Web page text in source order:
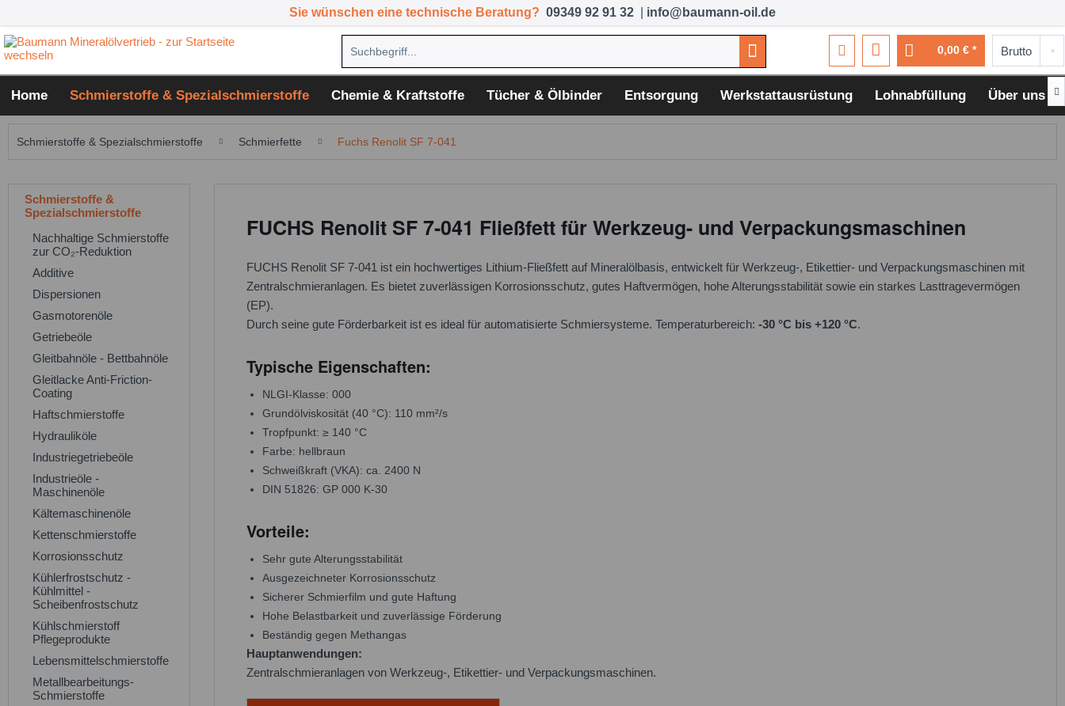
Sie wünschen eine technische Beratung? 09349 92 91 32 info@baumann-oil.de
0,00 € *
Home Schmierstoffe & Spezialschmierstoffe Chemie & Kraftstoffe Tücher & Ölbinder Entsorgung Werkstattausrüstung Lohnabfüllung Über uns 
Schmierstoffe & Spezialschmierstoffe Schmierfette Fuchs Renolit SF 7-041
Schmierstoffe &
Spezialschmierstoffe
Nachhaltige Schmierstoffe
zur CO₂-Reduktion
Additive
Dispersionen
Gasmotorenöle
Getriebeöle
Gleitbahnöle - Bettbahnöle
Gleitlacke Anti-Friction-
Coating
Haftschmierstoffe
Hydrauliköle
Industriegetriebeöle
Industrieöle -
Maschinenöle
Kältemaschinenöle
Kettenschmierstoffe
Korrosionsschutz
Kühlerfrostschutz -
Kühlmittel -
Scheibenfrostschutz
Kühlschmierstoff
Pflegeprodukte
Lebensmittelschmierstoffe
Metallbearbeitungs-
Schmierstoffe
FUCHS Renolit SF 7-041 Fließfett für Werkzeug- und Verpackungsmaschinen
FUCHS Renolit SF 7-041 ist ein hochwertiges Lithium-Fließfett auf Mineralölbasis, entwickelt für Werkzeug-, Etikettier- und Verpackungsmaschinen mit
Zentralschmieranlagen. Es bietet zuverlässigen Korrosionsschutz, gutes Haftvermögen, hohe Alterungsstabilität sowie ein starkes Lasttragevermögen
(EP).
Durch seine gute Förderbarkeit ist es ideal für automatisierte Schmiersysteme. Temperaturbereich: -30 °C bis +120 °C.
Typische Eigenschaften:
NLGI-Klasse: 000
Grundölviskosität (40 °C): 110 mm²/s
Tropfpunkt: ≥ 140 °C
Farbe: hellbraun
Schweißkraft (VKA): ca. 2400 N
DIN 51826: GP 000 K-30
Vorteile:
Sehr gute Alterungsstabilität
Ausgezeichneter Korrosionsschutz
Sicherer Schmierfilm und gute Haftung
Hohe Belastbarkeit und zuverlässige Förderung
Beständig gegen Methangas
Hauptanwendungen:
Zentralschmieranlagen von Werkzeug-, Etikettier- und Verpackungsmaschinen.